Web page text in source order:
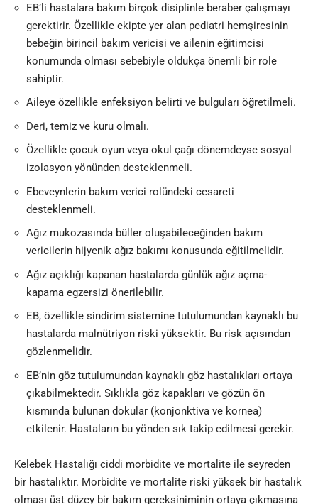
EB’li hastalara bakım birçok disiplinle beraber çalışmayı
gerektirir. Özellikle ekipte yer alan pediatri hemşiresinin
bebeğin birincil bakım vericisi ve ailenin eğitimcisi
konumunda olması sebebiyle oldukça önemli bir role
sahiptir.
Aileye özellikle enfeksiyon belirti ve bulguları öğretilmeli.
Deri, temiz ve kuru olmalı.
Özellikle çocuk oyun veya okul çağı dönemdeyse sosyal
izolasyon yönünden desteklenmeli.
Ebeveynlerin bakım verici rolündeki cesareti
desteklenmeli.
Ağız mukozasında büller oluşabileceğinden bakım
vericilerin hijyenik ağız bakımı konusunda eğitilmelidir.
Ağız açıklığı kapanan hastalarda günlük ağız açma-
kapama egzersizi önerilebilir.
EB, özellikle sindirim sistemine tutulumundan kaynaklı bu
hastalarda malnütriyon riski yüksektir. Bu risk açısından
gözlenmelidir.
EB’nin göz tutulumundan kaynaklı göz hastalıkları ortaya
çıkabilmektedir. Sıklıkla göz kapakları ve gözün ön
kısmında bulunan dokular (konjonktiva ve kornea)
etkilenir. Hastaların bu yönden sık takip edilmesi gerekir.
Kelebek Hastalığı ciddi morbidite ve mortalite ile seyreden
bir hastalıktır. Morbidite ve mortalite riski yüksek bir hastalık
olması üst düzey bir bakım gereksiniminin ortaya çıkmasına